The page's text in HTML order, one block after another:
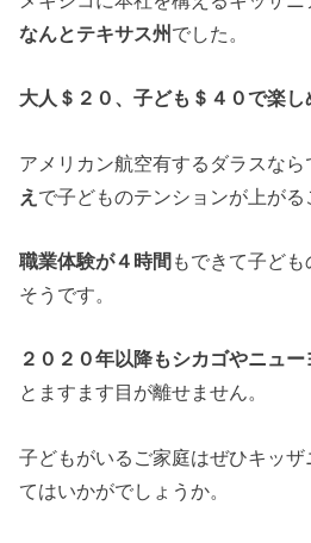
なんとテキサス州 でした。
大人＄２０、子ども＄４０で楽し
アメリカン航空有するダラスなら
え で子どものテンションが上がる
職業体験が４時間 もできて子ど
そうです。
２０２０年以降もシカゴやニュ
とますます目が離せません。
子どもがいるご家庭はぜひキッ
てはいかがでしょうか。